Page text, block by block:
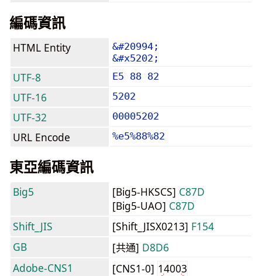
編碼資訊
HTML Entity
&#20994;
&#x5202;
UTF-8 E5 88 82
UTF-16 5202
UTF-32 00005202
URL Encode %e5%88%82
東亞編碼資訊
Big5 [Big5-HKSCS] C87D
[Big5-UAO] C87D
Shift_JIS
[Shift_JISX0213] F154
GB
[共通] D8D6
Adobe-CNS1
[CNS1-0] 14003